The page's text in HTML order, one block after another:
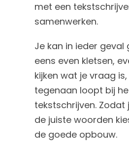
met een
samenwerken.
Je kan in ieder geval
eens even kletsen,
kijken wat je vraag
tegenaan loopt bij
tekstschrijven. Zodat
de juiste woorden
de goede opbouw.